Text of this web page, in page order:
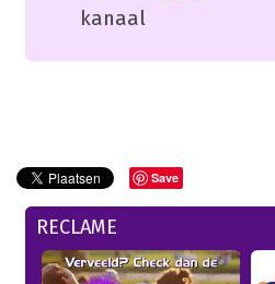
kanaal
Save
RECLAME